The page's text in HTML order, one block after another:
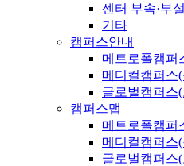
센터 부속·부
기타
캠퍼스안내
메트로폴캠퍼
메디컬캠퍼스
글로벌캠퍼스
캠퍼스맵
메트로폴캠퍼
메디컬캠퍼스
글로벌캠퍼스